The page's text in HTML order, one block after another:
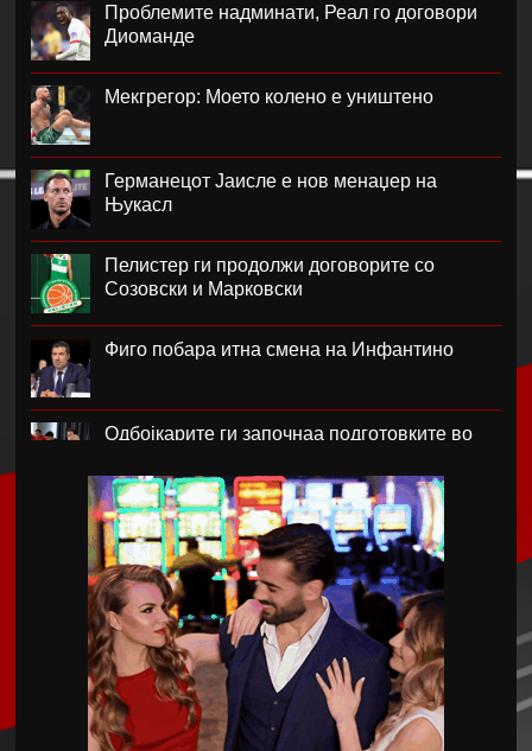
Проблемите надминати, Реал го договори
Диоманде
Мекгрегор: Моето колено е уништено
Германецот Јаисле е нов менаџер на
Њукасл
Пелистер ги продолжи договорите со
Созовски и Марковски
Фиго побара итна смена на Инфантино
Одбојкарите ги започнаа подготовките во
РБ Лајпциг го врати голманот Ниланд
Блатер лобира за прва жена на чело на
ФИФА
Нотингем Форест го бара Рејндерс како
замена за Андерсон